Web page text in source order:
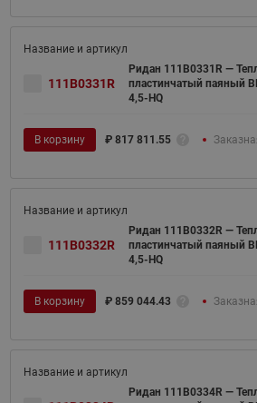
111B0331R
Ридан 111B0331R —
пластинчатый паяный
4,5-HQ
В корзину ₽ 817 811.55
111B0332R
Ридан 111B0332R —
пластинчатый паяный
4,5-HQ
В корзину ₽ 859 044.43
Ридан 111B0334R —